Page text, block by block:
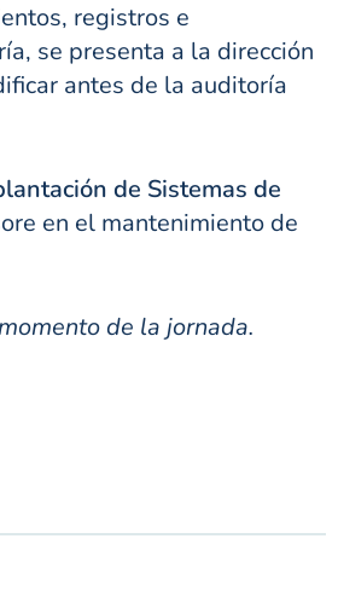
registros e
se presenta a la dirección
antes de la auditoría
de Sistemas de
en el mantenimiento de
de la jornada.